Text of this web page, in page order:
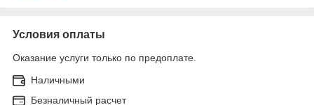
Условия оплаты
Оказание услуги только по предоплате.
Наличными
Безналичный расчет